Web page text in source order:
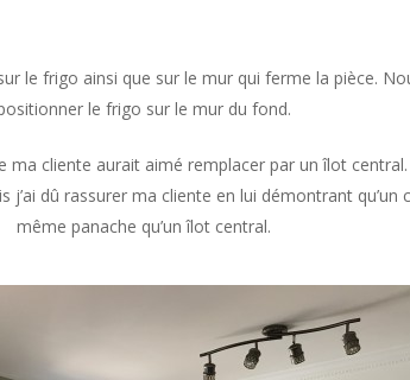
le frigo ainsi que sur le mur qui ferme la pièce.
le frigo sur le mur du fond.
cliente aurait aimé remplacer par un îlot
j’ai dû rassurer ma cliente en lui démontrant
même panache qu’un îlot central.